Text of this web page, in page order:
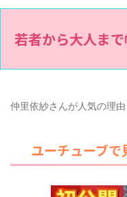
若者から大人ま
仲里依紗さんが人気の理由
ユーチューブで